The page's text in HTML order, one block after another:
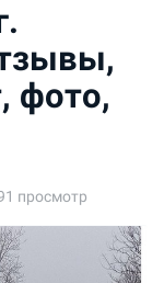
фото,
просмотр